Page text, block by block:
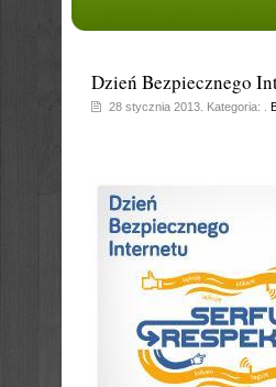
Dzień Bezpiecznego
28 stycznia 2013. Kategoria: .